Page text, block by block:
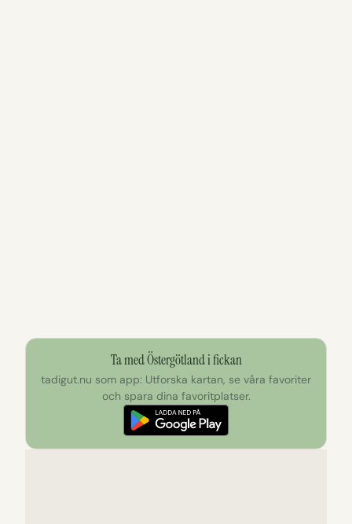
Ta med Östergötland i fickan
tadigut.nu som app: Utforska kartan, se våra favoriter
och spara dina favoritplatser.